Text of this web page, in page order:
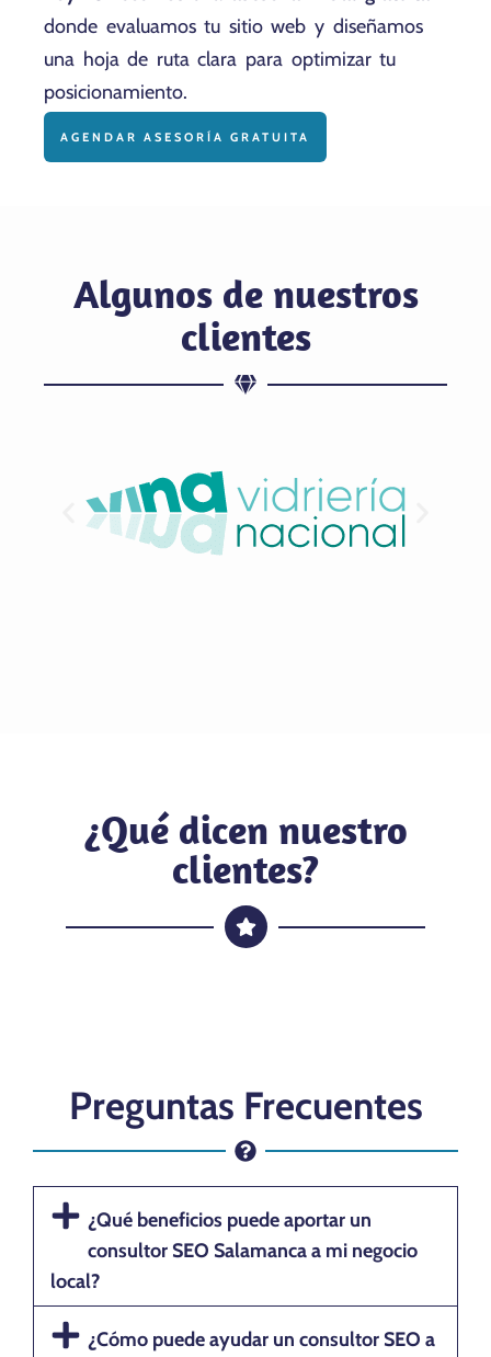
donde evaluamos tu sitio web y diseñamos
una hoja de ruta clara para optimizar tu
posicionamiento.
AGENDAR ASESORÍA GRATUITA
Algunos de nuestros
clientes
¿Qué dicen nuestro
clientes?
Preguntas Frecuentes
¿Qué beneficios puede aportar un
consultor SEO Salamanca a mi negocio
local?
¿Cómo puede ayudar un consultor SEO a